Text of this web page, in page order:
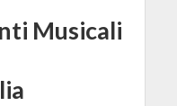
Musicali